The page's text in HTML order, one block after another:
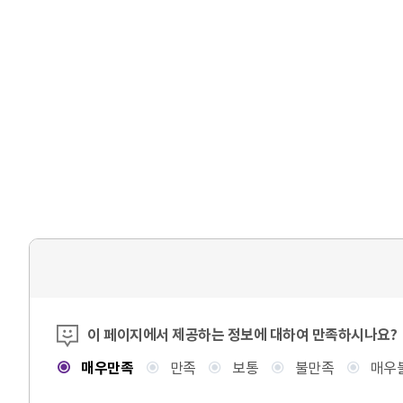
콘텐츠 만족도 조사
이 페이지에서 제공하는 정보에 대하여 만족하시나요?
매우만족
만족 보통 불만족 매우